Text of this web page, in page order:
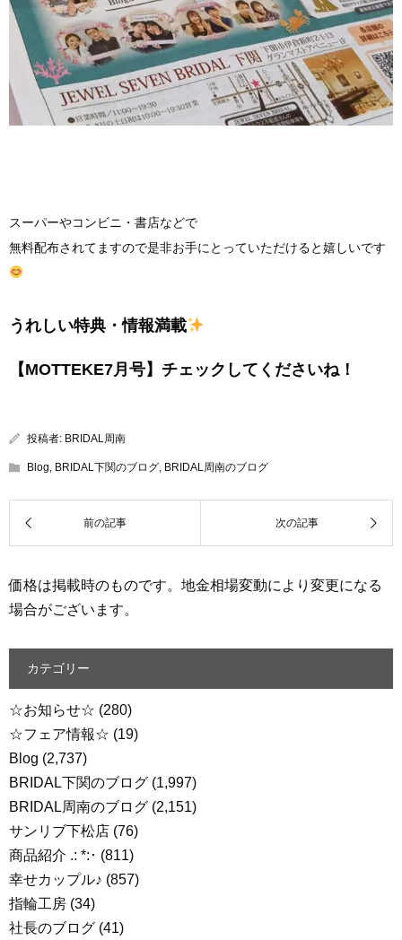
スーパーやコンビニ・書店などで
無料配布されてますので是非お手にとっていただけると嬉しいです
うれしい特典・情報満載
【MOTTEKE7月号】チェックしてくださいね！
投稿者: BRIDAL周南
Blog, BRIDAL下関のブログ, BRIDAL周南のブログ
価格は掲載時のものです。地金相場変動により変更になる
場合がございます。
カテゴリー
☆お知らせ☆ (280)
☆フェア情報☆ (19)
Blog (2,737)
BRIDAL下関のブログ (1,997)
BRIDAL周南のブログ (2,151)
サンリブ下松店 (76)
商品紹介 .: *:･ (811)
幸せカップル♪ (857)
指輪工房 (34)
社長のブログ (41)